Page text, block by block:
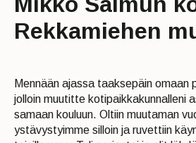
Rekkamiehen
Mennään ajassa taaksepäin omaan
jolloin muutitte kotipaikkakunnalleni
samaan kouluun. Oltiin muutaman
ystävystyimme silloin ja ruvettiin